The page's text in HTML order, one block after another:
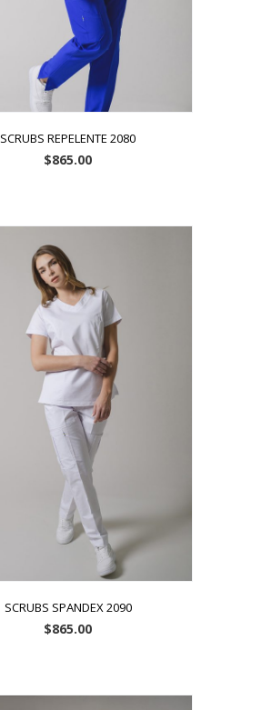
SCRUBS REPELENTE 2080
$865.00
SCRUBS SPANDEX 2090
$865.00